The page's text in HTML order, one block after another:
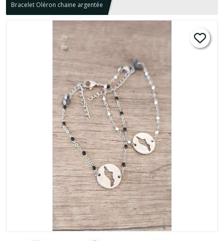
Bracelet Oléron chaine argentée